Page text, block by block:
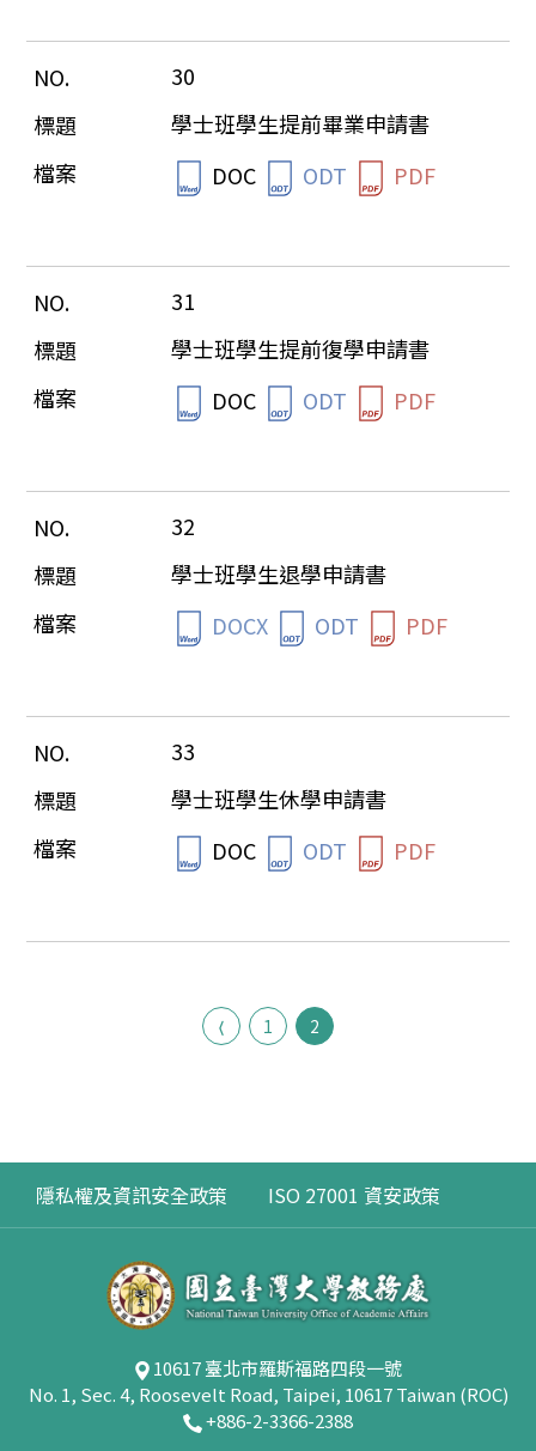
30
學士班學生提前畢業申請書
DOC
ODT PDF
31
學士班學生提前復學申請書
DOC
ODT PDF
32
學士班學生退學申請書
DOCX
ODT PDF
33
學士班學生休學申請書
DOC
ODT PDF
1 2
隱私權及資訊安全政策 ISO 27001 資安政策
10617 臺北市羅斯福路四段一號
No. 1, Sec. 4, Roosevelt Road, Taipei, 10617 Taiwan (ROC)
+886-2-3366-2388